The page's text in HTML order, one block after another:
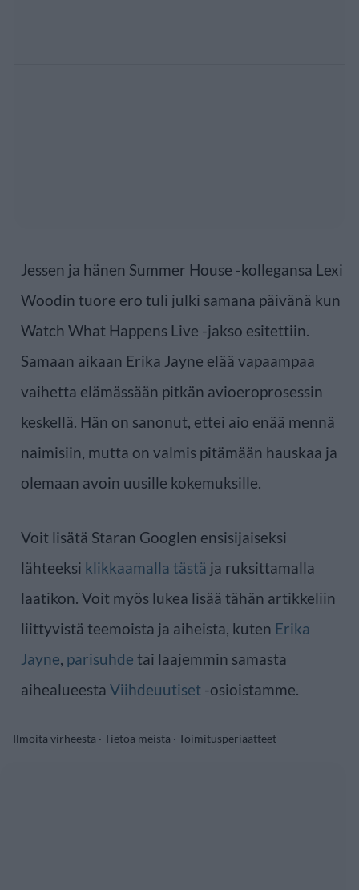
Jessen ja hänen Summer House -kollegansa Lexi
Woodin tuore ero tuli julki samana päivänä kun
Watch What Happens Live -jakso esitettiin.
Samaan aikaan Erika Jayne elää vapaampaa
vaihetta elämässään pitkän avioeroprosessin
keskellä. Hän on sanonut, ettei aio enää mennä
naimisiin, mutta on valmis pitämään hauskaa ja
olemaan avoin uusille kokemuksille.
Voit lisätä Staran Googlen ensisijaiseksi
lähteeksi klikkaamalla tästä ja ruksittamalla
laatikon. Voit myös lukea lisää tähän artikkeliin
liittyvistä teemoista ja aiheista, kuten Erika
Jayne, parisuhde tai laajemmin samasta
aihealueesta Viihdeuutiset -osioistamme.
Ilmoita virheestä · Tietoa meistä · Toimitusperiaatteet